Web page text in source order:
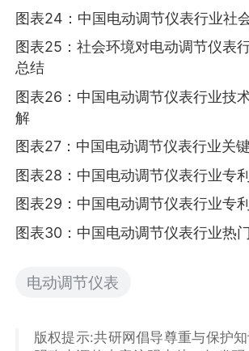
图表24：中国电动调节仪表行业社
图表25：社会环境对电动调节仪表
总结
图表26：中国电动调节仪表行业技
解
图表27：中国电动调节仪表行业关
图表28：中国电动调节仪表行业专
图表29：中国电动调节仪表行业专
图表30：中国电动调节仪表行业热
电动调节仪表
版权提示:共研网倡导尊重与保护